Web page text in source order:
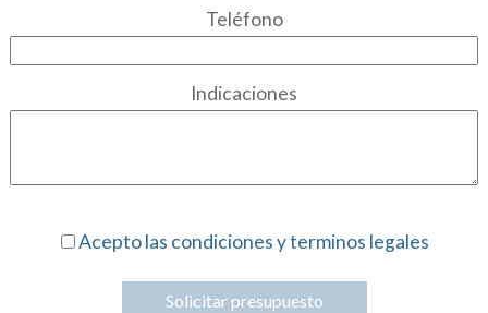
Teléfono
Indicaciones
Acepto las condiciones y terminos legales
Solicitar presupuesto